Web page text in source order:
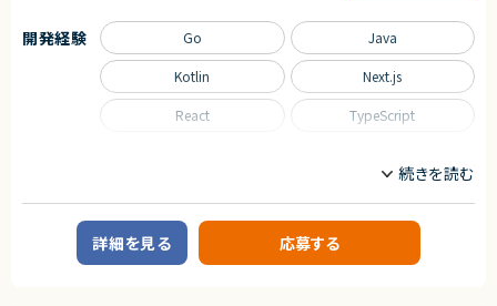
・顧客課題を起点とした機能設計・UX/UI設計
・開発テーマの優先順位付けおよび進行マネジメント
・技術的視点を活かした営業・カスタマーサポート支援
・障害対応や運用面の改善を含むプロダクト品質の担保
・上記に付随する、経営・顧客・開発をつなぐ横断的な役割
本サービスは、まさにその可能性を持つプロダクトであり、さらにその中心メ
仕組みを残したい方のチャレンジを歓迎します。
◆募集背景
業務内容
営業向け商談解析システムの追加開発案件です。
開発経験 Go Java
Kotlin Next.js
React TypeScript
詳細を見る 応募する